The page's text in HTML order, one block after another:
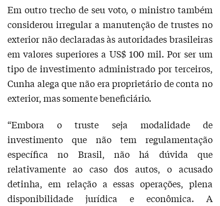
Em outro trecho de seu voto, o ministro também
considerou irregular a manutenção de trustes no
exterior não declaradas às autoridades brasileiras
em valores superiores a US$ 100 mil. Por ser um
tipo de investimento administrado por terceiros,
Cunha alega que não era proprietário de conta no
exterior, mas somente beneficiário.
“Embora o truste seja modalidade de
investimento que não tem regulamentação
específica no Brasil, não há dúvida que
relativamente ao caso dos autos, o acusado
detinha, em relação a essas operações, plena
disponibilidade jurídica e econômica. A